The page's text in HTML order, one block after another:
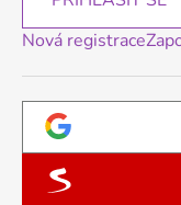
Nová registrace